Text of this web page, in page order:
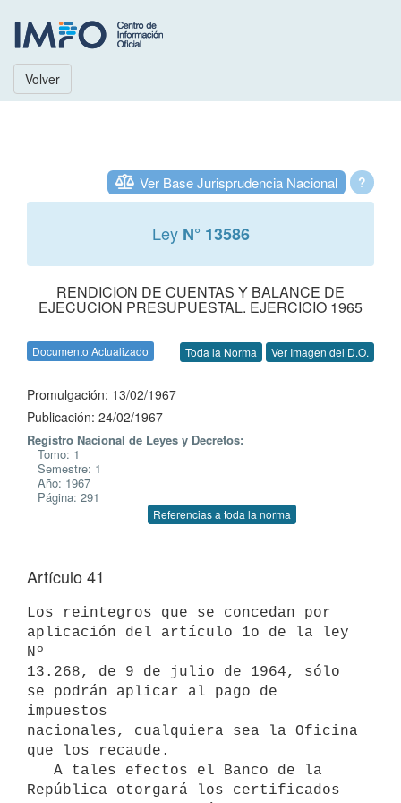
Volver
?
Ver Base Jurisprudencia Nacional
Ley N° 13586
RENDICION DE CUENTAS Y BALANCE DE
EJECUCION PRESUPUESTAL. EJERCICIO 1965
Documento Actualizado Toda la Norma Ver Imagen del D.O.
Promulgación: 13/02/1967
Publicación: 24/02/1967
Registro Nacional de Leyes y Decretos:
Tomo: 1
Semestre: 1
Año: 1967
Página: 291
Referencias a toda la norma
Artículo 41
Los reintegros que se concedan por
aplicación del artículo 1o de la ley
Nº
13.268, de 9 de julio de 1964, sólo
se podrán aplicar al pago de
impuestos
nacionales, cualquiera sea la Oficina
que los recaude.
República otorgará los certificados